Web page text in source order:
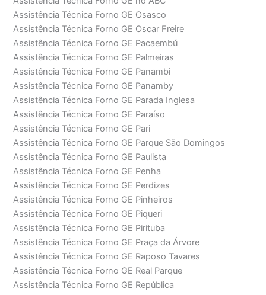
Assistência Técnica Forno GE Osasco
Assistência Técnica Forno GE Oscar Freire
Assistência Técnica Forno GE Pacaembú
Assistência Técnica Forno GE Palmeiras
Assistência Técnica Forno GE Panambi
Assistência Técnica Forno GE Panamby
Assistência Técnica Forno GE Parada Inglesa
Assistência Técnica Forno GE Paraíso
Assistência Técnica Forno GE Pari
Assistência Técnica Forno GE Parque São Domingos
Assistência Técnica Forno GE Paulista
Assistência Técnica Forno GE Penha
Assistência Técnica Forno GE Perdizes
Assistência Técnica Forno GE Pinheiros
Assistência Técnica Forno GE Piqueri
Assistência Técnica Forno GE Pirituba
Assistência Técnica Forno GE Praça da Árvore
Assistência Técnica Forno GE Raposo Tavares
Assistência Técnica Forno GE Real Parque
Assistência Técnica Forno GE República